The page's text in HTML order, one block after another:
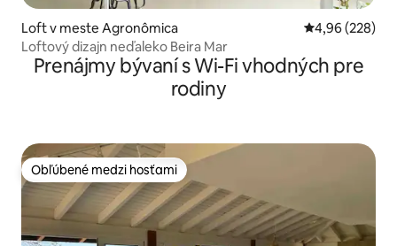
Loft v meste Agronômica Priemerné
4,96 (228)
Loftový dizajn neďaleko Beira Mar
Prenájmy bývaní s Wi-Fi vhodných pre
rodiny
Obľúbené medzi hosťami
Obľúbené medzi hosťami